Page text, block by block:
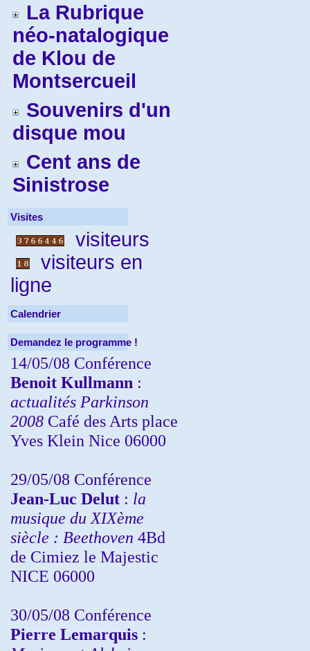
La Rubrique
néo-natalogique
de Klou de
Montsercueil
Souvenirs d'un
disque mou
Cent ans de
Sinistrose
Visites
visiteurs
visiteurs en
ligne
Calendrier
Demandez le programme !
14/05/08 Conférence
Benoit Kullmann :
actualités Parkinson
2008 Café des Arts place
Yves Klein Nice 06000
29/05/08 Conférence
Jean-Luc Delut : la
musique du XIXème
siècle : Beethoven 4Bd
de Cimiez le Majestic
NICE 06000
30/05/08 Conférence
Pierre Lemarquis :